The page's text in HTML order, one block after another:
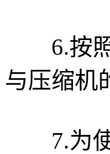
6.按照
与压缩机
7.为使